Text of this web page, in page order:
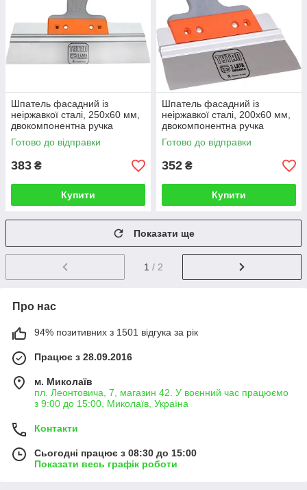
Шпатель фасадний із
неіржавкої сталі, 250x60 мм,
двокомпонентна ручка
TYTAN Польща
Готово до відправки
383 ₴
Купити
Шпатель фасадний із
неіржавкої сталі, 200x60 мм,
двокомпонентна ручка
TYTAN Польща
Готово до відправки
352 ₴
Купити
Показати ще
1 / 2
Про нас
94% позитивних з 1501 відгука за рік
Працює з 28.09.2016
м. Миколаїв
пл. Леонтовича, 7, магазин 42. У воєнний час працюємо
з 9:00 до 15:00, Миколаїв, Україна
Контакти
Сьогодні працює з 08:30 до 15:00
Показати весь графік роботи